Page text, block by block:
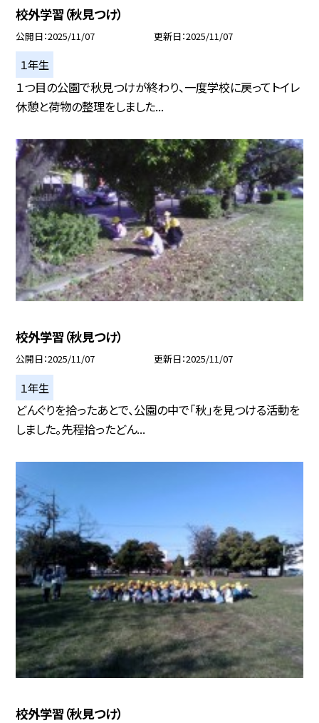
校外学習（秋見つけ）
公開日 2025/11/07 更新日 2025/11/07
１年生
１つ目の公園で秋見つけが終わり、一度学校に戻ってトイレ
休憩と荷物の整理をしました...
校外学習（秋見つけ）
公開日 2025/11/07 更新日 2025/11/07
１年生
どんぐりを拾ったあとで、公園の中で「秋」を見つける活動を
しました。先程拾ったどん...
校外学習（秋見つけ）